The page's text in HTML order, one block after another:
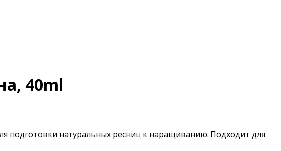
40ml
подготовки натуральных ресниц к наращиванию. Подходит для